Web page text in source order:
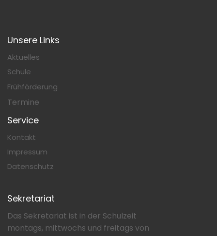
Unsere Links
Aktuelles
Schule
Frühförderung
Termine
Service
Kontakt
Impressum
Datenschutz
Sekretariat
Das Sekretariat ist in der Schulzeit
montags, mittwochs und freitags von